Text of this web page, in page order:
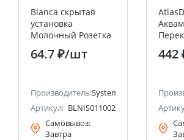
(ранее Schneider Electric)
Blanca скрытая
установка
Молочный Розетка
ТЛФ RJ11 Systeme
Electric (Schneider
64.7 ₽/шт
Производитель:Systeme Electric (ранее
Артикул: BLNIS011002
Самовывоз:
Завтра
10АХ
442